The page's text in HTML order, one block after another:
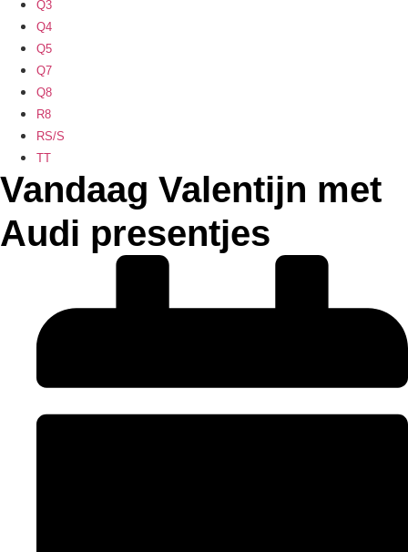
Q3
Q4
Q5
Q7
Q8
R8
RS/S
TT
Vandaag Valentijn met
Audi presentjes